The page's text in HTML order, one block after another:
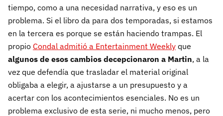
tiempo, como a una necesidad narrativa, y eso es un
problema. Si el libro da para dos temporadas, si estamos
en la tercera es porque se están haciendo trampas. El
propio Condal admitió a Entertainment Weekly que
algunos de esos cambios decepcionaron a Martin, a la
vez que defendía que trasladar el material original
obligaba a elegir, a ajustarse a un presupuesto y a
acertar con los acontecimientos esenciales. No es un
problema exclusivo de esta serie, ni mucho menos, pero